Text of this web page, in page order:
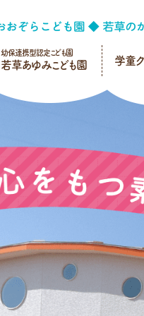
幼保連携型認定こども園
若草あゆみこども園 学童